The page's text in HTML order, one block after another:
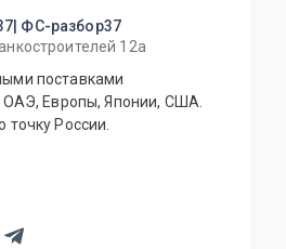
ФС-разбор37
12а
поставками
ОАЭ, Европы, Японии, США.
России.